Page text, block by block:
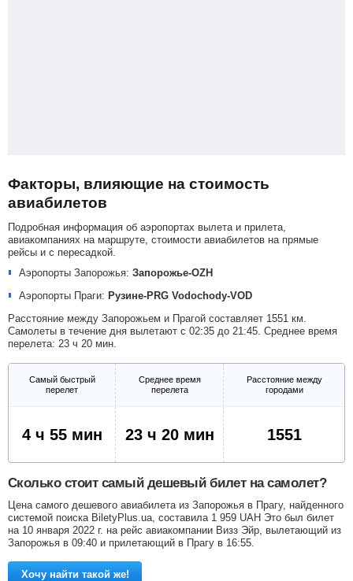
Факторы, влияющие на стоимость
авиабилетов
Подробная информация об аэропортах вылета и прилета,
авиакомпаниях на маршруте, стоимости авиабилетов на прямые
рейсы и с пересадкой.
Аэропорты Запорожья: Запорожье-OZH
Аэропорты Праги: Рузине-PRG Vodochody-VOD
Расстояние между Запорожьем и Прагой составляет 1551 км.
Самолеты в течение дня вылетают с 02:35 до 21:45. Среднее время
перелета: 23 ч 20 мин.
Самый быстрый
перелет
Среднее время
перелета
Расстояние между
городами
4 ч 55 мин 23 ч 20 мин 1551
Сколько стоит самый дешевый билет на самолет?
Цена самого дешевого авиабилета из Запорожья в Прагу, найденного
системой поиска BiletyPlus.ua, составила 1 959 UAH Это был билет
на 10 января 2022 г. на рейс авиакомпании Визз Эйр, вылетающий из
Запорожья в 09:40 и прилетающий в Прагу в 16:55.
Хочу найти такой же!